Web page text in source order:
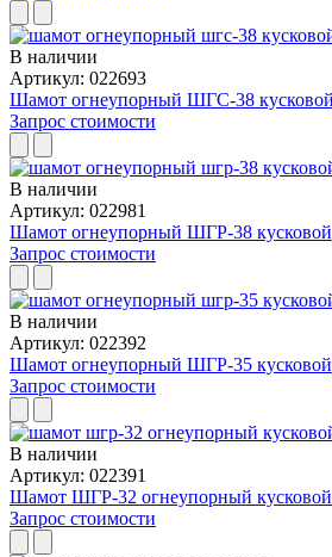
В наличии
Артикул: 022693
Шамот огнеупорный ШГС-38 кусковой
Запрос стоимости
В наличии
Артикул: 022981
Шамот огнеупорный ШГР-38 кусковой
Запрос стоимости
В наличии
Артикул: 022392
Шамот огнеупорный ШГР-35 кусковой
Запрос стоимости
В наличии
Артикул: 022391
Шамот ШГР-32 огнеупорный кусковой
Запрос стоимости